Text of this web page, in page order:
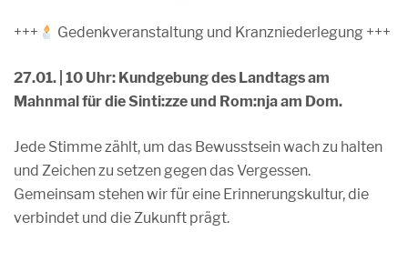
+++ Gedenkveranstaltung und Kranzniederlegung +++
27.01. | 10 Uhr: Kundgebung des Landtags am
Mahnmal für die Sinti:zze und Rom:nja am Dom.
Jede Stimme zählt, um das Bewusstsein wach zu halten
und Zeichen zu setzen gegen das Vergessen.
Gemeinsam stehen wir für eine Erinnerungskultur, die
verbindet und die Zukunft prägt.